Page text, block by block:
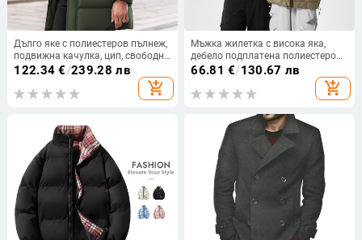
Дълго яке с полиестеров пълнеж,
подвижна качулка, цип, свободна
кройка, за зимата
122.34 €/239.28 лв
add_shopping_cart
Мъжка жилетка с висока яка,
дебело подплатена полиестерова
материя, без ръкави, корейски
странични джобове
66.81 €/130.67 лв
add_shopping_cart